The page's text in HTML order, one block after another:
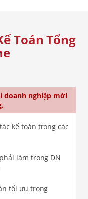
Toán Tổng
doanh nghiệp mới
kế toán trong các
làm trong DN
tối ưu trong